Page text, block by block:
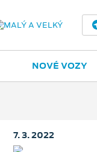
NOVÉ VOZY
7. 3. 2022